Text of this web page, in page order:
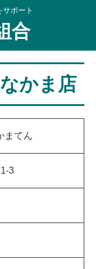
ポート
合
かま店
まてん
3